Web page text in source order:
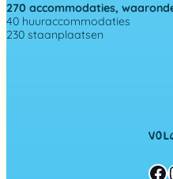
270 accommodaties,
40 huuraccommodaties
230 staanplaatsen
Facebook